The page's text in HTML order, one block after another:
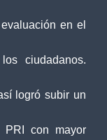
en el
ciudadanos.
logró subir un
con mayor